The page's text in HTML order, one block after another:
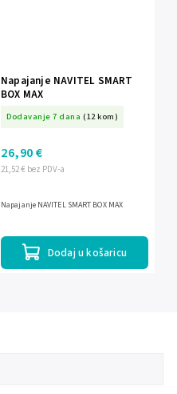
Napajanje NAVITEL SMART
BOX MAX
Dodavanje 7 dana (12 kom)
21,52 € bez PDV-a
26,90 €
Dodaj u košaricu
Napajanje NAVITEL SMART BOX MAX